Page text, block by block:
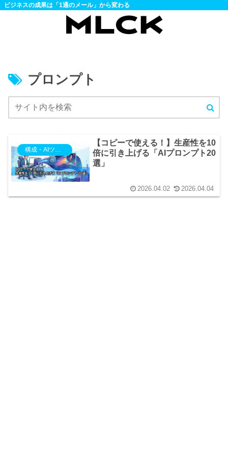
ビジネスの成果は「1通のメール」から変わる
プロンプト
構成・AIツール
【コピーで使える！】生産性を10
倍に引き上げる「AIプロンプト20
選」
2026.04.02 2026.04.04